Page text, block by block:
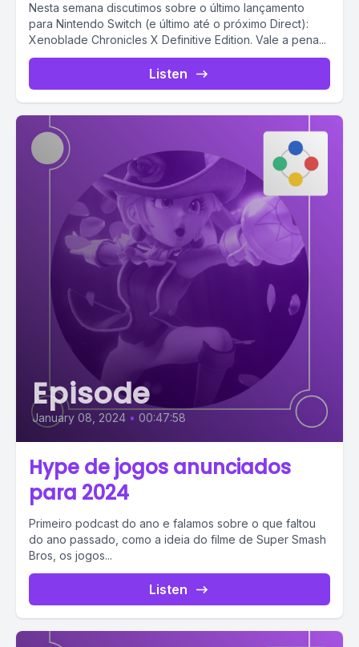
Nesta semana discutimos sobre o último lançamento
para Nintendo Switch (e último até o próximo Direct):
Xenoblade Chronicles X Definitive Edition. Vale a pena...
Listen
Episode
January 08, 2024 • 00:47:58
Hype de jogos anunciados
para 2024
Primeiro podcast do ano e falamos sobre o que faltou
do ano passado, como a ideia do filme de Super Smash
Bros, os jogos...
Listen